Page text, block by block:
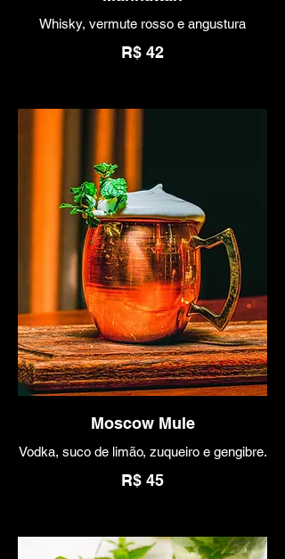
Whisky, vermute rosso e angustura
R$ 42
Moscow Mule
Vodka, suco de limão, zuqueiro e gengibre.
R$ 45